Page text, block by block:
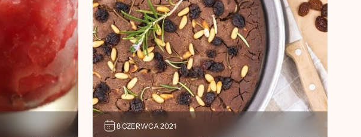
8 CZERWCA 2021